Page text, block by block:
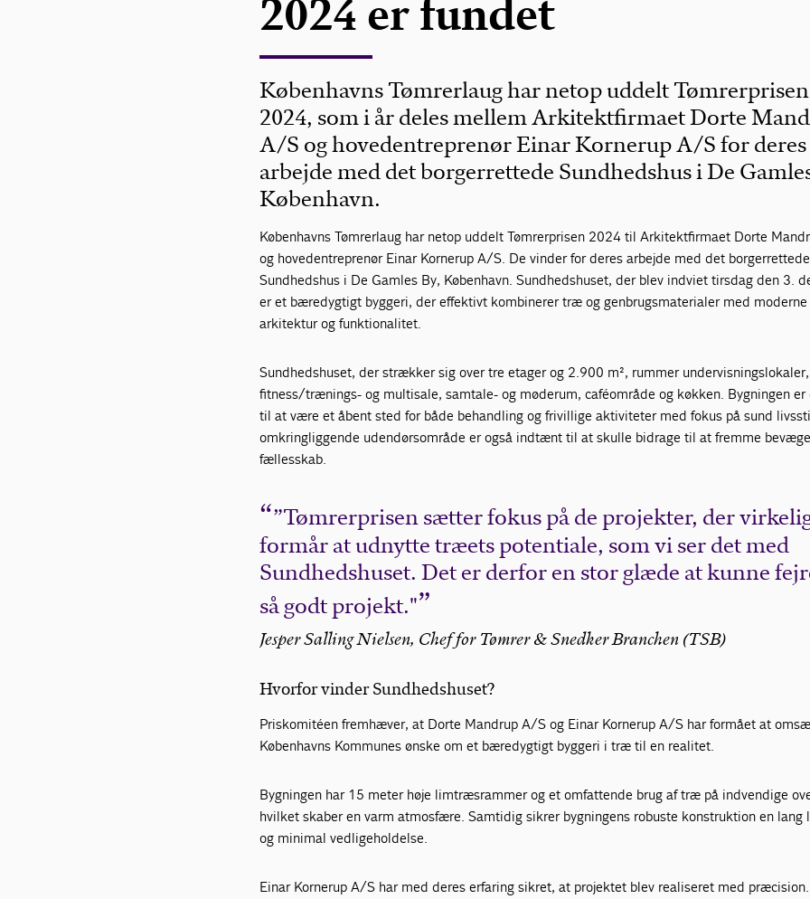
2024 er fundet
Københavns Tømrerlaug har netop uddelt Tømrerprisen
2024, som i år deles mellem Arkitektfirmaet Dorte
A/S og hovedentreprenør Einar Kornerup A/S for deres
arbejde med det borgerrettede Sundhedshus i De
København.
Københavns Tømrerlaug har netop uddelt Tømrerprisen 2024 til Arkitektfirmaet Dorte
og hovedentreprenør Einar Kornerup A/S. De vinder for deres arbejde med det borgerrettede
Sundhedshus i De Gamles By, København. Sundhedshuset, der blev indviet tirsdag den 3.
er et bæredygtigt byggeri, der effektivt kombinerer træ og genbrugsmaterialer med moderne
arkitektur og funktionalitet.
Sundhedshuset, der strækker sig over tre etager og 2.900 m², rummer undervisningslokaler,
fitness/trænings- og multisale, samtale- og møderum, caféområde og køkken. Bygningen er
til at være et åbent sted for både behandling og frivillige aktiviteter med fokus på sund
omkringliggende udendørsområde er også indtænt til at skulle bidrage til at fremme
fællesskab.
”Tømrerprisen sætter fokus på de projekter, der
formår at udnytte træets potentiale, som vi ser det med
Sundhedshuset. Det er derfor en stor glæde at kunne
så godt projekt."
Jesper Salling Nielsen, Chef for Tømrer & Snedker Branchen (TSB)
Hvorfor vinder Sundhedshuset?
Priskomitéen fremhæver, at Dorte Mandrup A/S og Einar Kornerup A/S har formået at
Københavns Kommunes ønske om et bæredygtigt byggeri i træ til en realitet.
Bygningen har 15 meter høje limtræsrammer og et omfattende brug af træ på indvendige
hvilket skaber en varm atmosfære. Samtidig sikrer bygningens robuste konstruktion en lang
og minimal vedligeholdelse.
Einar Kornerup A/S har med deres erfaring sikret, at projektet blev realiseret med